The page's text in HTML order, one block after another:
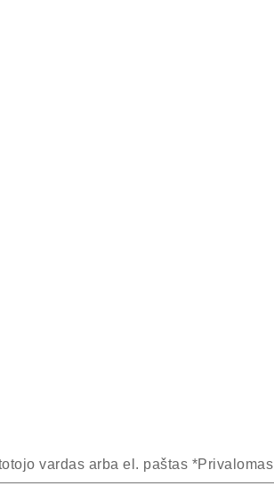
vardas arba el. paštas *Privalomas